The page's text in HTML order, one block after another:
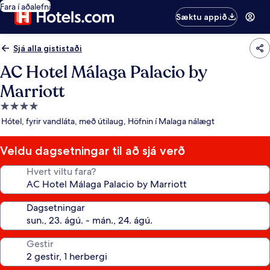
Fara í aðalefni
Sæktu appið
Sjá alla gististaði
AC Hotel Málaga Palacio by
Marriott
4.0
stjörnu
Hótel, fyrir vandláta, með útilaug, Höfnin í Malaga nálægt
Veldu dagsetningar til að sjá verð
Hvert viltu fara?
Dagsetningar
Gestir